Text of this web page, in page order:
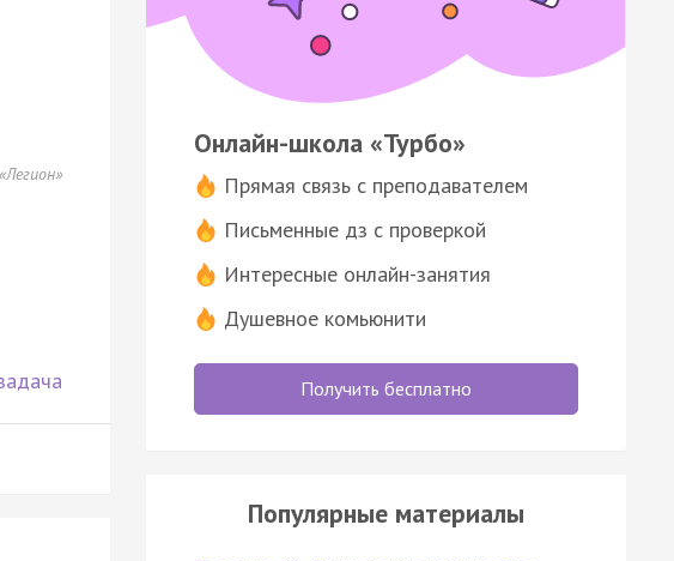
Онлайн-школа «Турбо»
Прямая связь с преподавателем
Письменные дз с проверкой
Интересные онлайн-занятия
Душевное комьюнити
Получить бесплатно
Популярные материалы